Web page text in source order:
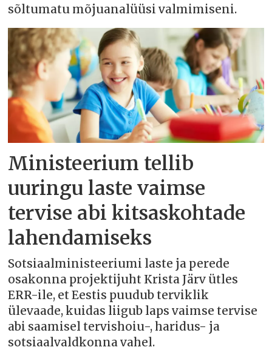
sõltumatu mõjuanalüüsi valmimiseni.
Ministeerium tellib
uuringu laste vaimse
tervise abi kitsaskohtade
lahendamiseks
Sotsiaalministeeriumi laste ja perede
osakonna projektijuht Krista Järv ütles
ERR-ile, et Eestis puudub terviklik
ülevaade, kuidas liigub laps vaimse tervise
abi saamisel tervishoiu-, haridus- ja
sotsiaalvaldkonna vahel.